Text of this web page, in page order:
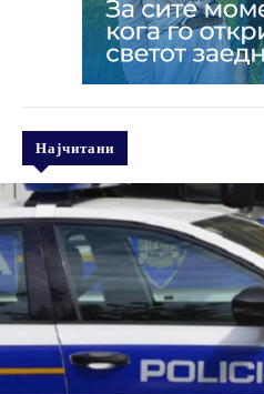
Најчитани